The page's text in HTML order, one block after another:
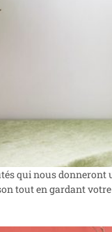
qui nous
tout en gardant